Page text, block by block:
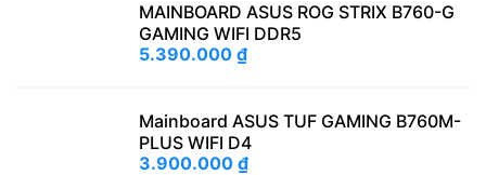
MAINBOARD ASUS ROG STRIX B760-G
GAMING WIFI DDR5
5.390.000 ₫
Mainboard ASUS TUF GAMING B760M-
PLUS WIFI D4
3.900.000 ₫